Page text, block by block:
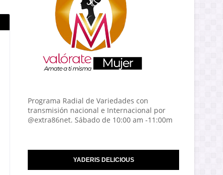
Programa Radial de Variedades con
transmisión nacional e Internacional por
@extra86net. Sábado de 10:00 am -11:00m
YADERIS DELICIOUS